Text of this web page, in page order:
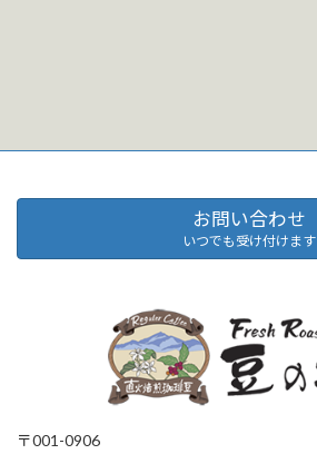
お問い合わせ
いつでも受け付けます
〒001-0906